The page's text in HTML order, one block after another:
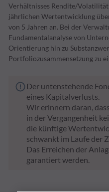
Verhältnisses Rendite/
jährlichen Wertentwicklung
von 5 Jahren an. Bei der
Fundamentalanalyse von
Orientierung hin zu
Portfoliozusammensetzung zu
Der untenstehende
eines Kapitalverlusts.
Wir erinnern daran,
in der Vergangenheit
die künftige
schwankt im Laufe der
Das Erreichen der
garantiert werden.